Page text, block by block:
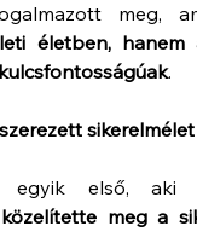
meg,
életben, hanem
.
sikerelmélet
első, aki
meg a